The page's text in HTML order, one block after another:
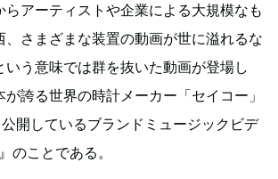
らアーティストや企業による大規模なも
、さまざまな装置の動画が世に溢れるな
いう意味では群を抜いた動画が登場し
誇る世界の時計メーカー「セイコー」
開しているブランドミュージックビデ
ことである。